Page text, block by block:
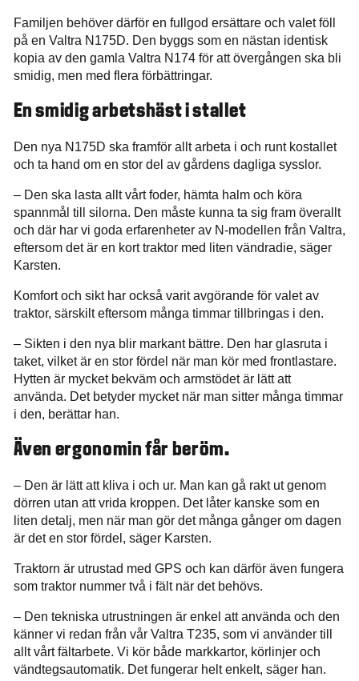
Familjen behöver därför en fullgod ersättare och valet föll
på en Valtra N175D. Den byggs som en nästan identisk
kopia av den gamla Valtra N174 för att övergången ska bli
smidig, men med flera förbättringar.
En smidig arbetshäst i stallet
Den nya N175D ska framför allt arbeta i och runt kostallet
och ta hand om en stor del av gårdens dagliga sysslor.
– Den ska lasta allt vårt foder, hämta halm och köra
spannmål till silorna. Den måste kunna ta sig fram överallt
och där har vi goda erfarenheter av N-modellen från Valtra,
eftersom det är en kort traktor med liten vändradie, säger
Karsten.
Komfort och sikt har också varit avgörande för valet av
traktor, särskilt eftersom många timmar tillbringas i den.
– Sikten i den nya blir markant bättre. Den har glasruta i
taket, vilket är en stor fördel när man kör med frontlastare.
Hytten är mycket bekväm och armstödet är lätt att
använda. Det betyder mycket när man sitter många timmar
i den, berättar han.
Även ergonomin får beröm.
– Den är lätt att kliva i och ur. Man kan gå rakt ut genom
dörren utan att vrida kroppen. Det låter kanske som en
liten detalj, men när man gör det många gånger om dagen
är det en stor fördel, säger Karsten.
Traktorn är utrustad med GPS och kan därför även fungera
som traktor nummer två i fält när det behövs.
– Den tekniska utrustningen är enkel att använda och den
känner vi redan från vår Valtra T235, som vi använder till
allt vårt fältarbete. Vi kör både markkartor, körlinjer och
vändtegsautomatik. Det fungerar helt enkelt, säger han.